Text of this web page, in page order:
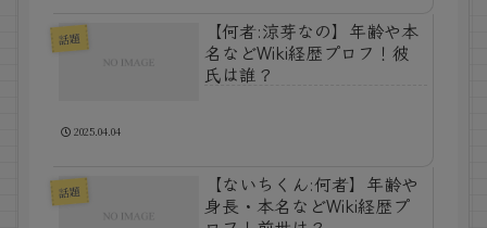
話題
【何者:涼芽なの】年齢や本
名などWiki経歴プロフ！彼
氏は誰？
2025.04.04
話題
【ないちくん:何者】年齢や
身長・本名などWiki経歴プ